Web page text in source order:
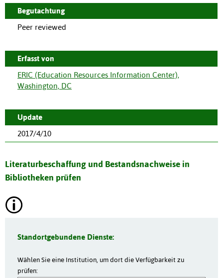
Begutachtung
Peer reviewed
Erfasst von
ERIC (Education Resources Information Center),
Washington, DC
Update
2017/4/10
Literaturbeschaffung und Bestandsnachweise in
Bibliotheken prüfen
Standortgebundene Dienste:
Wählen Sie eine Institution, um dort die Verfügbarkeit zu
prüfen: